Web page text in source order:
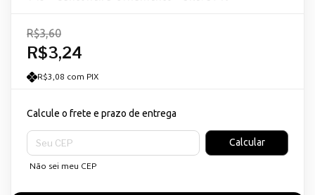
R$3,24
R$3,60
R$3,08 com PIX
Calcule o frete e prazo de entrega
Entregas para o CEP:
Calcular
Não sei meu CEP